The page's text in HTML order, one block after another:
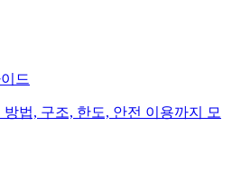
드
법, 구조, 한도, 안전 이용까지 모